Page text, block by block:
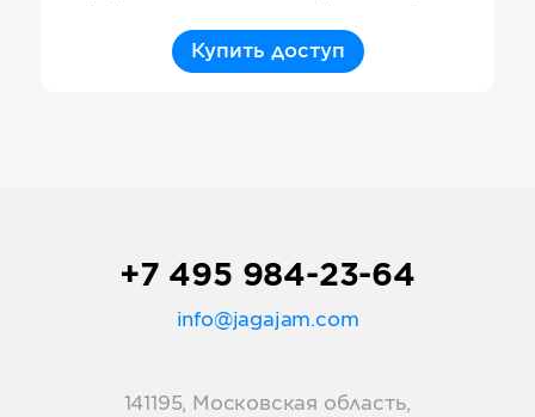
Купить доступ
+7 495 984-23-64
info@jagajam.com
141195, Московская область,